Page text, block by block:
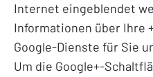
Internet eingeblendet
Informationen über Ihre
Google-Dienste für Sie
Um die Google+-